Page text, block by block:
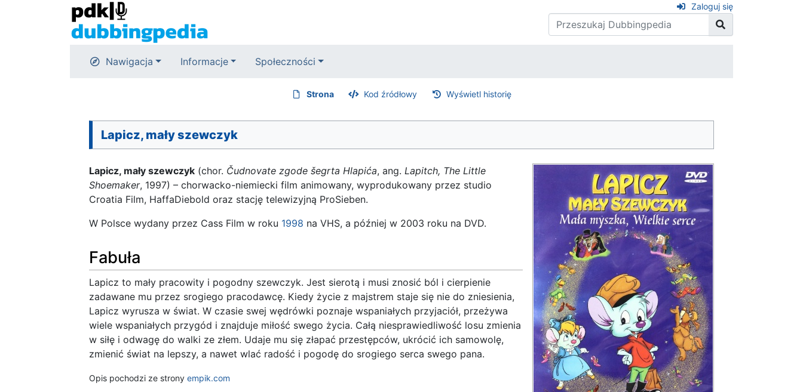
Zaloguj się
Nawigacja Informacje Społeczności
Strona Kod źródłowy Wyświetl historię
Lapicz, mały szewczyk
Lapicz, mały szewczyk (chor. Čudnovate zgode šegrta Hlapića, ang. Lapitch, The Little
Shoemaker, 1997) – chorwacko-niemiecki film animowany, wyprodukowany przez studio
Croatia Film, HaffaDiebold oraz stację telewizyjną ProSieben.
W Polsce wydany przez Cass Film w roku 1998 na VHS, a później w 2003 roku na DVD.
Fabuła
Lapicz to mały pracowity i pogodny szewczyk. Jest sierotą i musi znosić ból i cierpienie
zadawane mu przez srogiego pracodawcę. Kiedy życie z majstrem staje się nie do zniesienia,
Lapicz wyrusza w świat. W czasie swej wędrówki poznaje wspaniałych przyjaciół, przeżywa
wiele wspaniałych przygód i znajduje miłość swego życia. Całą niesprawiedliwość losu zmienia
w siłę i odwagę do walki ze złem. Udaje mu się złapać przestępców, ukrócić ich samowolę,
zmienić świat na lepszy, a nawet wlać radość i pogodę do srogiego serca swego pana.
Opis pochodzi ze strony empik.com